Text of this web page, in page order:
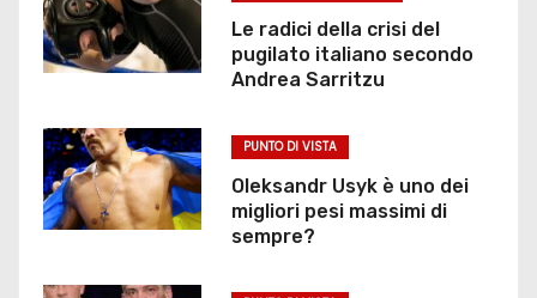
Le radici della crisi del
pugilato italiano secondo
Andrea Sarritzu
PUNTO DI VISTA
Oleksandr Usyk è uno dei
migliori pesi massimi di
sempre?